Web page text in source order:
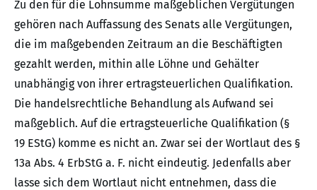
Zu den für die Lohnsumme maßgeblichen Vergütungen
gehören nach Auffassung des Senats alle Vergütungen,
die im maßgebenden Zeitraum an die Beschäftigten
gezahlt werden, mithin alle Löhne und Gehälter
unabhängig von ihrer ertragsteuerlichen Qualifikation.
Die handelsrechtliche Behandlung als Aufwand sei
maßgeblich. Auf die ertragsteuerliche Qualifikation (§
19 EStG) komme es nicht an. Zwar sei der Wortlaut des §
13a Abs. 4 ErbStG a. F. nicht eindeutig. Jedenfalls aber
lasse sich dem Wortlaut nicht entnehmen, dass die